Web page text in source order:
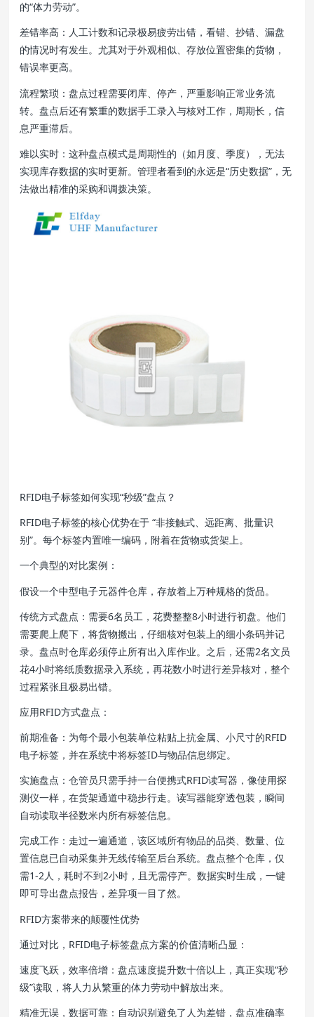
的“体力劳动”。
差错率高：人工计数和记录极易疲劳出错，看错、抄错、漏盘
的情况时有发生。尤其对于外观相似、存放位置密集的货物，
错误率更高。
流程繁琐：盘点过程需要闭库、停产，严重影响正常业务流
转。盘点后还有繁重的数据手工录入与核对工作，周期长，信
息严重滞后。
难以实时：这种盘点模式是周期性的（如月度、季度），无法
实现库存数据的实时更新。管理者看到的永远是“历史数据”，无
法做出精准的采购和调拨决策。
RFID电子标签如何实现“秒级”盘点？
RFID电子标签的核心优势在于 “非接触式、远距离、批量识
别”。每个标签内置唯一编码，附着在货物或货架上。
一个典型的对比案例：
假设一个中型电子元器件仓库，存放着上万种规格的货品。
传统方式盘点：需要6名员工，花费整整8小时进行初盘。他们
需要爬上爬下，将货物搬出，仔细核对包装上的细小条码并记
录。盘点时仓库必须停止所有出入库作业。之后，还需2名文员
花4小时将纸质数据录入系统，再花数小时进行差异核对，整个
过程紧张且极易出错。
应用RFID方式盘点：
前期准备：为每个最小包装单位粘贴上抗金属、小尺寸的RFID
电子标签，并在系统中将标签ID与物品信息绑定。
实施盘点：仓管员只需手持一台便携式RFID读写器，像使用探
测仪一样，在货架通道中稳步行走。读写器能穿透包装，瞬间
自动读取半径数米内所有标签信息。
完成工作：走过一遍通道，该区域所有物品的品类、数量、位
置信息已自动采集并无线传输至后台系统。盘点整个仓库，仅
需1-2人，耗时不到2小时，且无需停产。数据实时生成，一键
即可导出盘点报告，差异项一目了然。
RFID方案带来的颠覆性优势
通过对比，RFID电子标签盘点方案的价值清晰凸显：
速度飞跃，效率倍增：盘点速度提升数十倍以上，真正实现“秒
级”读取，将人力从繁重的体力劳动中解放出来。
精准无误，数据可靠：自动识别避免了人为差错，盘点准确率